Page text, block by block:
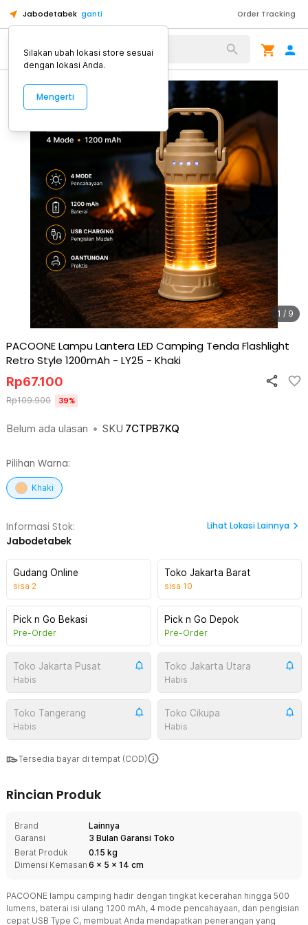
Jabodetabek ganti Order Tracking
Alat Kopi
1 / 9
PACOONE Lampu Lantera LED Camping Tenda Flashlight
Retro Style 1200mAh - LY25 - Khaki
Belum ada ulasan • SKU 7CTPB7KQ
Rp67.100
Rp109.900 39%
Pilihan Warna:
Khaki
Informasi Stok:
Jabodetabek
Lihat Lokasi Lainnya
Gudang Online
sisa 2
Toko Jakarta Barat
sisa 10
Pick n Go Bekasi
Pre-Order
Pick n Go Depok
Pre-Order
Toko Jakarta Pusat
Habis
Toko Jakarta Utara
Habis
Toko Tangerang
Habis
Toko Cikupa
Habis
Tersedia bayar di tempat (COD)
Rincian Produk
Brand
Lainnya
Garansi
3 Bulan Garansi Toko
Berat Produk
0.15 kg
Dimensi Kemasan 6 x 5 x 14 cm
PACOONE lampu camping hadir dengan tingkat kecerahan hingga 500
lumens, baterai isi ulang 1200 mAh, 4 mode pencahayaan, dan pengisian
cepat USB Type C, membuat Anda mendapatkan penerangan yang
Silakan ubah lokasi store sesuai
dengan lokasi Anda.
Mengerti